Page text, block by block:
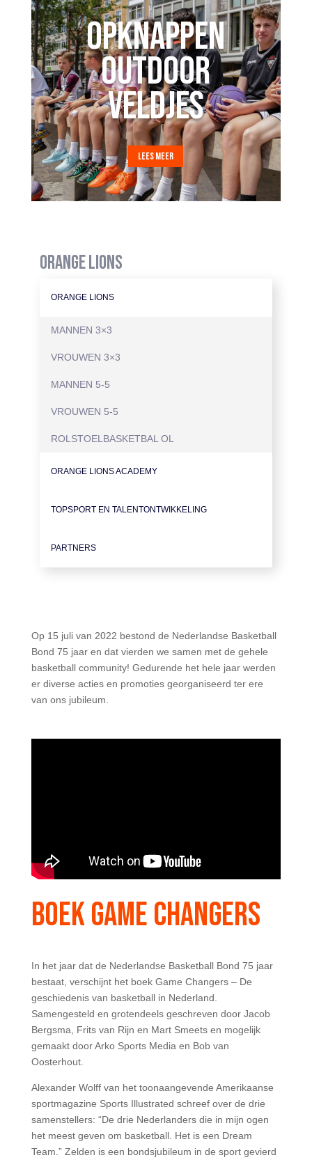
OPKNAPPEN
OUTDOOR
VELDJES
LEES MEER
ORANGE LIONS
ORANGE LIONS
MANNEN 3×3
VROUWEN 3×3
MANNEN 5-5
VROUWEN 5-5
ROLSTOELBASKETBAL OL
ORANGE LIONS ACADEMY
TOPSPORT EN TALENTONTWIKKELING
PARTNERS
Op 15 juli van 2022 bestond de Nederlandse Basketball
Bond 75 jaar en dat vierden we samen met de gehele
basketball community! Gedurende het hele jaar werden
er diverse acties en promoties georganiseerd ter ere
van ons jubileum.
BOEK GAME CHANGERS
In het jaar dat de Nederlandse Basketball Bond 75 jaar
bestaat, verschijnt het boek Game Changers – De
geschiedenis van basketball in Nederland.
Samengesteld en grotendeels geschreven door Jacob
Bergsma, Frits van Rijn en Mart Smeets en mogelijk
gemaakt door Arko Sports Media en Bob van
Oosterhout.
Alexander Wolff van het toonaangevende Amerikaanse
sportmagazine Sports Illustrated schreef over de drie
samenstellers: “De drie Nederlanders die in mijn ogen
het meest geven om basketball. Het is een Dream
Team.” Zelden is een bondsjubileum in de sport gevierd